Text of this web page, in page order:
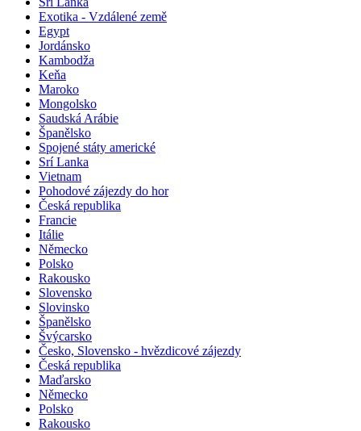
Kanárské ostrovy
Srí Lanka
Exotika - Vzdálené země
Egypt
Jordánsko
Kambodža
Keňa
Maroko
Mongolsko
Saudská Arábie
Španělsko
Spojené státy americké
Srí Lanka
Vietnam
Pohodové zájezdy do hor
Česká republika
Francie
Itálie
Německo
Polsko
Rakousko
Slovensko
Slovinsko
Španělsko
Švýcarsko
Česko, Slovensko - hvězdicové zájezdy
Česká republika
Maďarsko
Německo
Polsko